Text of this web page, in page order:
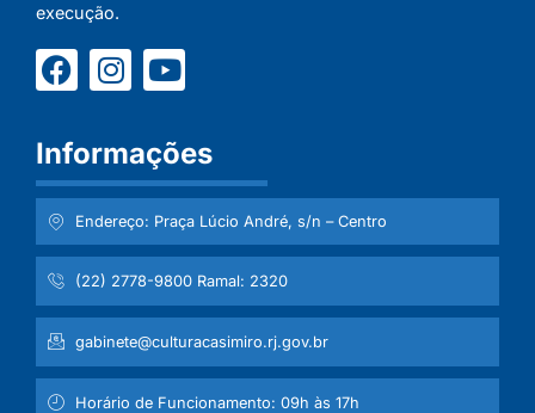
execução.
Informações
Endereço: Praça Lúcio André, s/n – Centro
(22) 2778-9800 Ramal: 2320
gabinete@culturacasimiro.rj.gov.br
Horário de Funcionamento: 09h às 17h